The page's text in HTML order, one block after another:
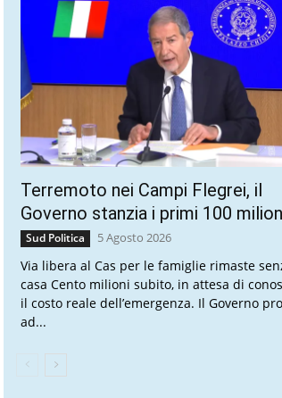
Terremoto nei Campi Flegrei, il
Governo stanzia i primi 100
Sud Politica 5 Agosto 2026
Via libera al Cas per le famiglie rimaste
casa Cento milioni subito, in attesa di
il costo reale dell’emergenza. Il Governo
ad...